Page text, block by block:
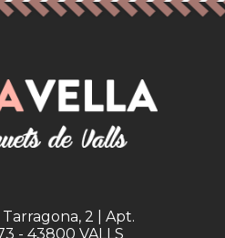
2 | Apt.
- 43800 VALLS